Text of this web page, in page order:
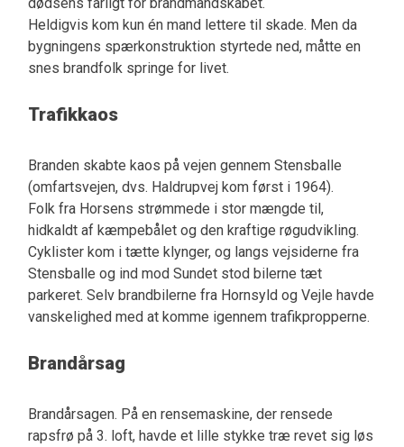
Heldigvis kom kun én mand lettere til skade. Men da
bygningens spærkonstruktion styrtede ned, måtte en
snes brandfolk springe for livet.
Trafikkaos
Branden skabte kaos på vejen gennem Stensballe
(omfartsvejen, dvs. Haldrupvej kom først i 1964).
Folk fra Horsens strømmede i stor mængde til,
hidkaldt af kæmpebålet og den kraftige røgudvikling.
Cyklister kom i tætte klynger, og langs vejsiderne fra
Stensballe og ind mod Sundet stod bilerne tæt
parkeret. Selv brandbilerne fra Hornsyld og Vejle havde
vanskelighed med at komme igennem trafikpropperne.
Brandårsag
Brandårsagen. På en rensemaskine, der rensede
rapsfrø på 3. loft, havde et lille stykke træ revet sig løs